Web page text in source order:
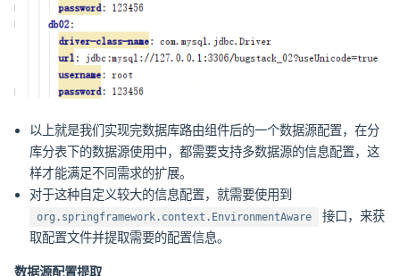
以上就是我们实现完数据库路由组件后的一个数据源配置，在分
库分表下的数据源使用中，都需要支持多数据源的信息配置，这
样才能满足不同需求的扩展。
对于这种自定义较大的信息配置，就需要使用到
org.springframework.context.EnvironmentAware
接口，来获
取配置文件并提取需要的配置信息。
数据源配置提取